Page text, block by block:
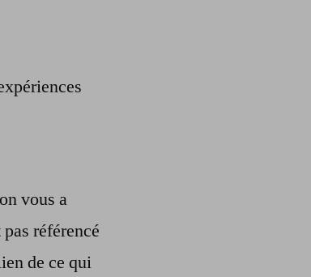
vous a
référencé
de ce qui